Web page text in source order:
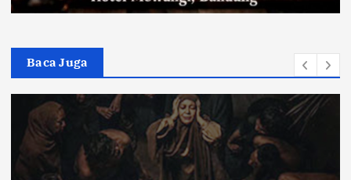
Baca Juga